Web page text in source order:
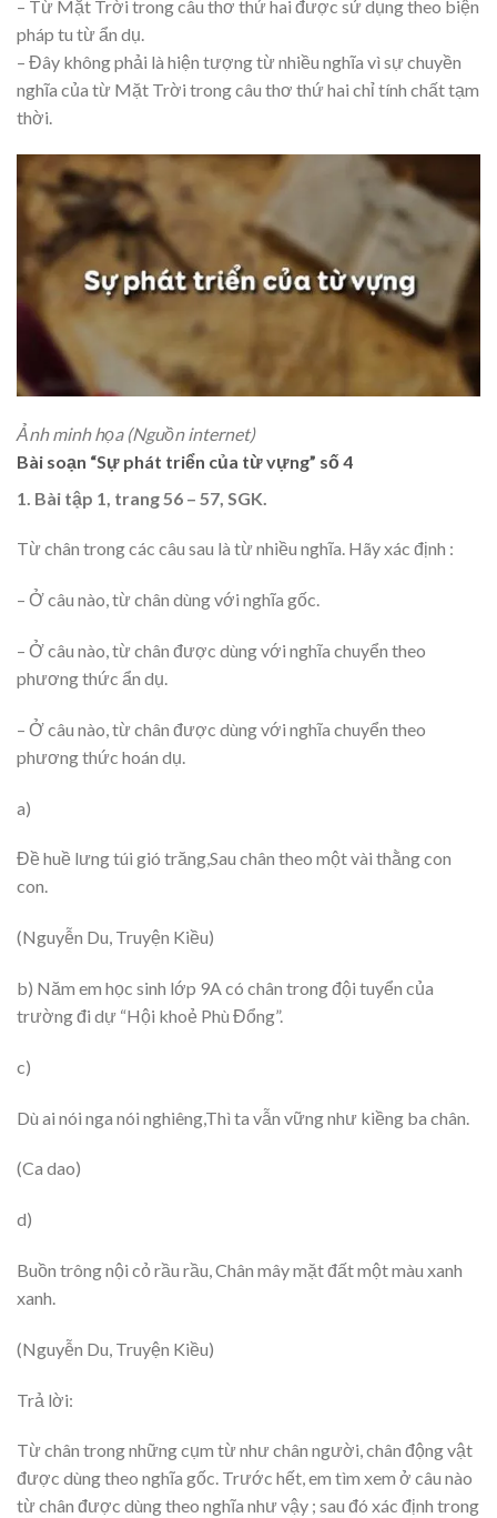
– Từ Mặt Trời trong câu thơ thứ hai được sử dụng theo biện
pháp tu từ ẩn dụ.
– Đây không phải là hiện tượng từ nhiều nghĩa vì sự chuyền
nghĩa của từ Mặt Trời trong câu thơ thứ hai chỉ tính chất tạm
thời.
Ảnh minh họa (Nguồn internet)
Bài soạn “Sự phát triển của từ vựng” số 4
1. Bài tập 1, trang 56 – 57, SGK.
Từ chân trong các câu sau là từ nhiều nghĩa. Hãy xác định :
– Ở câu nào, từ chân dùng với nghĩa gốc.
– Ở câu nào, từ chân được dùng với nghĩa chuyển theo
phương thức ẩn dụ.
– Ở câu nào, từ chân được dùng với nghĩa chuyển theo
phương thức hoán dụ.
a)
Đề huề lưng túi gió trăng,Sau chân theo một vài thằng con
con.
(Nguyễn Du, Truyện Kiều)
b) Năm em học sinh lớp 9A có chân trong đội tuyển của
trường đi dự “Hội khoẻ Phù Đổng”.
c)
Dù ai nói nga nói nghiêng,Thì ta vẫn vững như kiềng ba chân.
(Ca dao)
d)
Buồn trông nội cỏ rầu rầu, Chân mây mặt đất một màu xanh
xanh.
(Nguyễn Du, Truyện Kiều)
Trả lời:
Từ chân trong những cụm từ như chân người, chân động vật
được dùng theo nghĩa gốc. Trước hết, em tìm xem ở câu nào
từ chân được dùng theo nghĩa như vậy ; sau đó xác định trong